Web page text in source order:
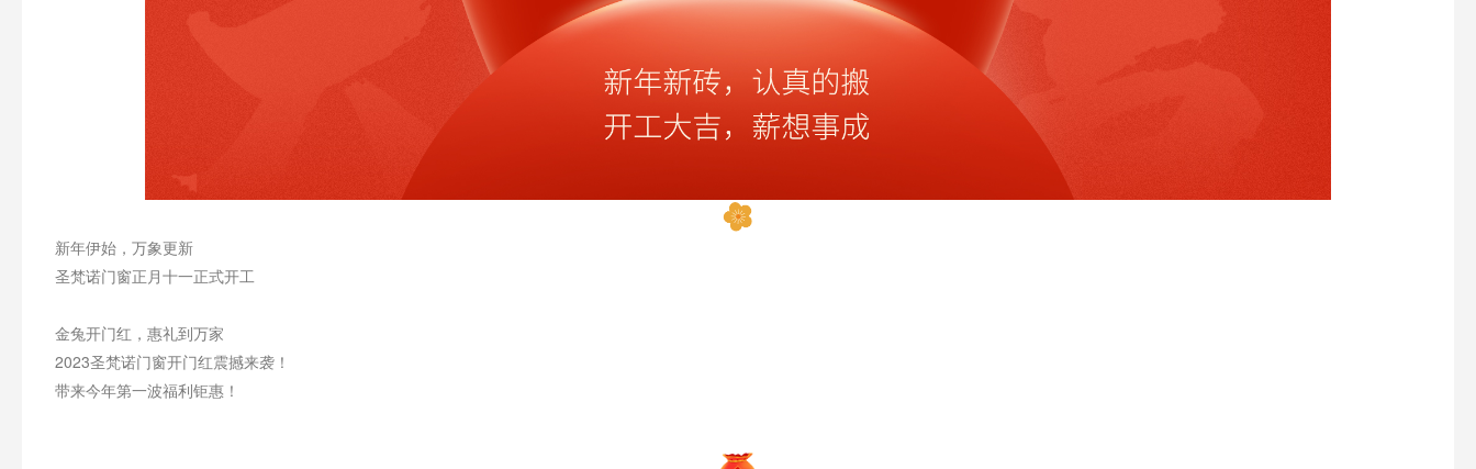
新年伊始，万象更新
圣梵诺门窗正月十一正式开工
金兔开门红，惠礼到万家
2023圣梵诺门窗开门红震撼来袭！
带来今年第一波福利钜惠！